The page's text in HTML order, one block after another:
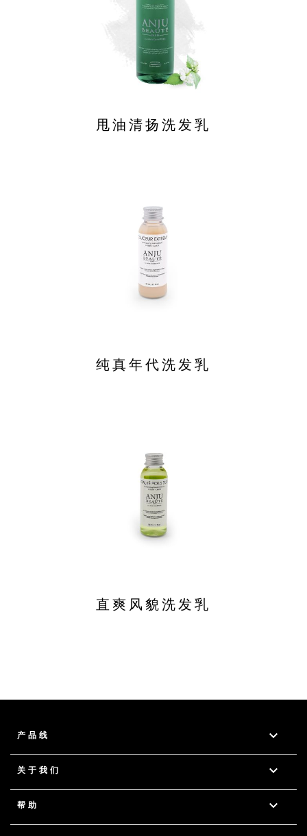
甩油清扬洗发乳
纯真年代洗发乳
直爽风貌洗发乳
产品线 
关于我们 
帮助 